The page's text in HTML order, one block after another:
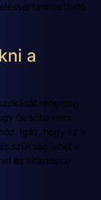
fenntartható
a
rengeteg
ők soha nem
Igaz, hogy ez a
szükség lehet a
és kitartással